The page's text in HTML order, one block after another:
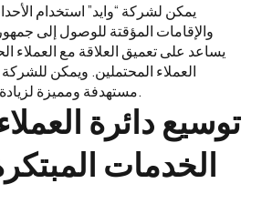
يمكن لشركة “وايد” استخدام
والإقامات المؤقتة للوصول إلى
يساعد على تعميق العلاقة مع العملاء
العملاء المحتملين. ويمكن
مستهدفة ومميزة لزيادة تأثيرها في تلك الأحداث.
توسيع دائرة
الخدمات